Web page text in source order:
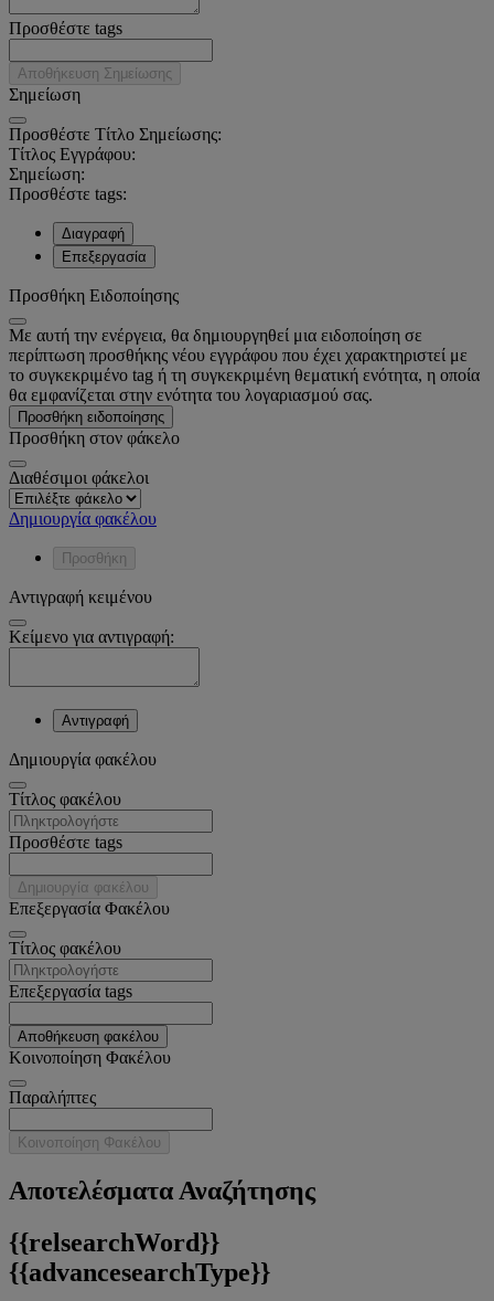
Προσθέστε tags
Αποθήκευση Σημείωσης
Σημείωση
Προσθέστε Τίτλο Σημείωσης:
Τίτλος Εγγράφου:
Σημείωση:
Προσθέστε tags:
Διαγραφή
Επεξεργασία
Προσθήκη Ειδοποίησης
Με αυτή την ενέργεια, θα δημιουργηθεί μια ειδοποίηση σε
περίπτωση προσθήκης νέου εγγράφου που έχει χαρακτηριστεί με
το συγκεκριμένο tag ή τη συγκεκριμένη θεματική ενότητα, η οποία
θα εμφανίζεται στην ενότητα του λογαριασμού σας.
Προσθήκη ειδοποίησης
Προσθήκη στον φάκελο
Διαθέσιμοι φάκελοι
Δημιουργία φακέλου
Προσθήκη
Αντιγραφή κειμένου
Κείμενο για αντιγραφή:
Αντιγραφή
Δημιουργία φακέλου
Tίτλος φακέλου
Προσθέστε tags
Δημιουργία φακέλου
Επεξεργασία Φακέλου
Tίτλος φακέλου
Επεξεργασία tags
Αποθήκευση φακέλου
Κοινοποίηση Φακέλου
Παραλήπτες
Κοινοποίηση Φακέλου
Αποτελέσματα Αναζήτησης
{{relsearchWord}}
{{advancesearchType}}